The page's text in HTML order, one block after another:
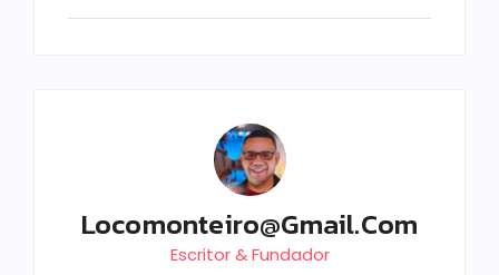
Locomonteiro@gmail.com
Escritor & Fundador